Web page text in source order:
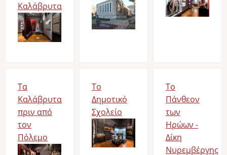
Καλάβρυτα
Image
Image
Τα
Καλάβρυτα
πριν από
τον
Πόλεμο
Image
Το
Δημοτικό
Σχολείο
Image
Το
Πάνθεον
των
Ηρώων -
Δίκη
Νυρεμβέργης